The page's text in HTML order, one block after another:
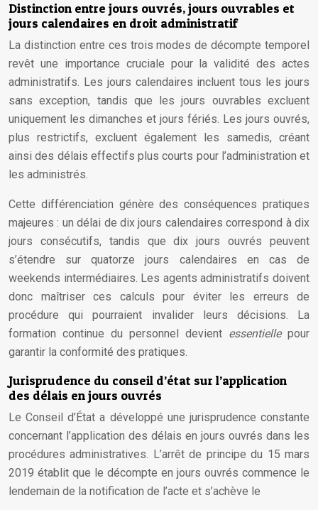
Distinction entre jours ouvrés, jours ouvrables et
jours calendaires en droit administratif
La distinction entre ces trois modes de décompte temporel
revêt une importance cruciale pour la validité des actes
administratifs. Les jours calendaires incluent tous les jours
sans exception, tandis que les jours ouvrables excluent
uniquement les dimanches et jours fériés. Les jours ouvrés,
plus restrictifs, excluent également les samedis, créant
ainsi des délais effectifs plus courts pour l’administration et
les administrés.
Cette différenciation génère des conséquences pratiques
majeures : un délai de dix jours calendaires correspond à dix
jours consécutifs, tandis que dix jours ouvrés peuvent
s’étendre sur quatorze jours calendaires en cas de
weekends intermédiaires. Les agents administratifs doivent
donc maîtriser ces calculs pour éviter les erreurs de
procédure qui pourraient invalider leurs décisions. La
formation continue du personnel devient essentiellepour
garantir la conformité des pratiques.
Jurisprudence du conseil d’état sur l’application
des délais en jours ouvrés
Le Conseil d’État a développé une jurisprudence constante
concernant l’application des délais en jours ouvrés dans les
procédures administratives. L’arrêt de principe du 15 mars
2019 établit que le décompte en jours ouvrés commence le
lendemain de la notification de l’acte et s’achève le